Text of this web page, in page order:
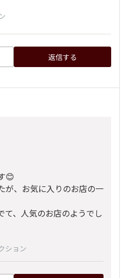
返信する
😊
が、お気に入りのお店の一
て、人気のお店のようでし
ション